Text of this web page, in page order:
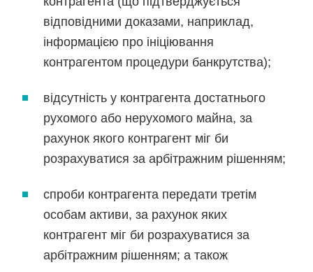
відповідними доказами, наприклад,
інформацією про ініціювання
контрагентом процедури банкрутства);
відсутність у контрагента достатнього
рухомого або нерухомого майна, за
рахунок якого контрагент міг би
розрахуватися за арбітражним рішенням;
спроби контрагента передати третім
особам активи, за рахунок яких
контрагент міг би розрахуватися за
арбітражним рішенням; а також